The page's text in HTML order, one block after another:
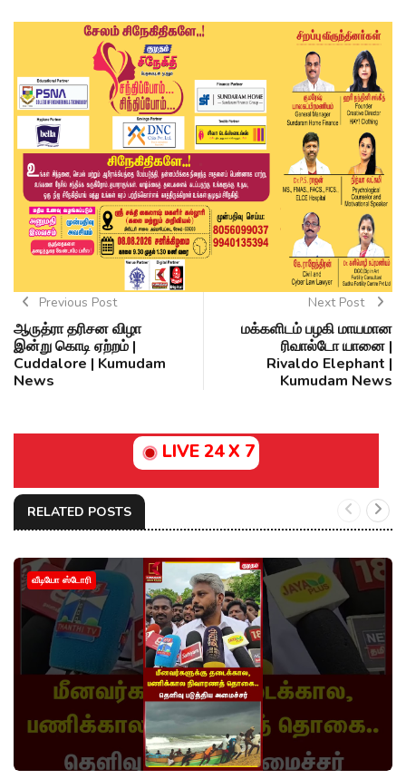
Previous Post
ஆருத்ரா தரிசன விழா
இன்று கொடி ஏற்றம் |
Cuddalore | Kumudam
News
Next Post
மக்களிடம் பழகி மாயமான
ரிவால்டோ யானை |
Rivaldo Elephant |
Kumudam News
LIVE 24 X 7
RELATED POSTS
வீடியோ ஸ்டோரி